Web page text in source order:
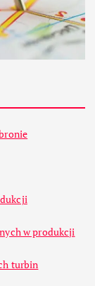
w produkcji
turbin